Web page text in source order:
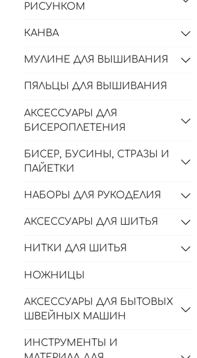
РИСУНКОМ
КАНВА
МУЛИНЕ ДЛЯ ВЫШИВАНИЯ
ПЯЛЬЦЫ ДЛЯ ВЫШИВАНИЯ
АКСЕССУАРЫ ДЛЯ
БИСЕРОПЛЕТЕНИЯ
БИСЕР, БУСИНЫ, СТРАЗЫ И
ПАЙЕТКИ
НАБОРЫ ДЛЯ РУКОДЕЛИЯ
АКСЕССУАРЫ ДЛЯ ШИТЬЯ
НИТКИ ДЛЯ ШИТЬЯ
НОЖНИЦЫ
АКСЕССУАРЫ ДЛЯ БЫТОВЫХ
ШВЕЙНЫХ МАШИН
ИНСТРУМЕНТЫ И